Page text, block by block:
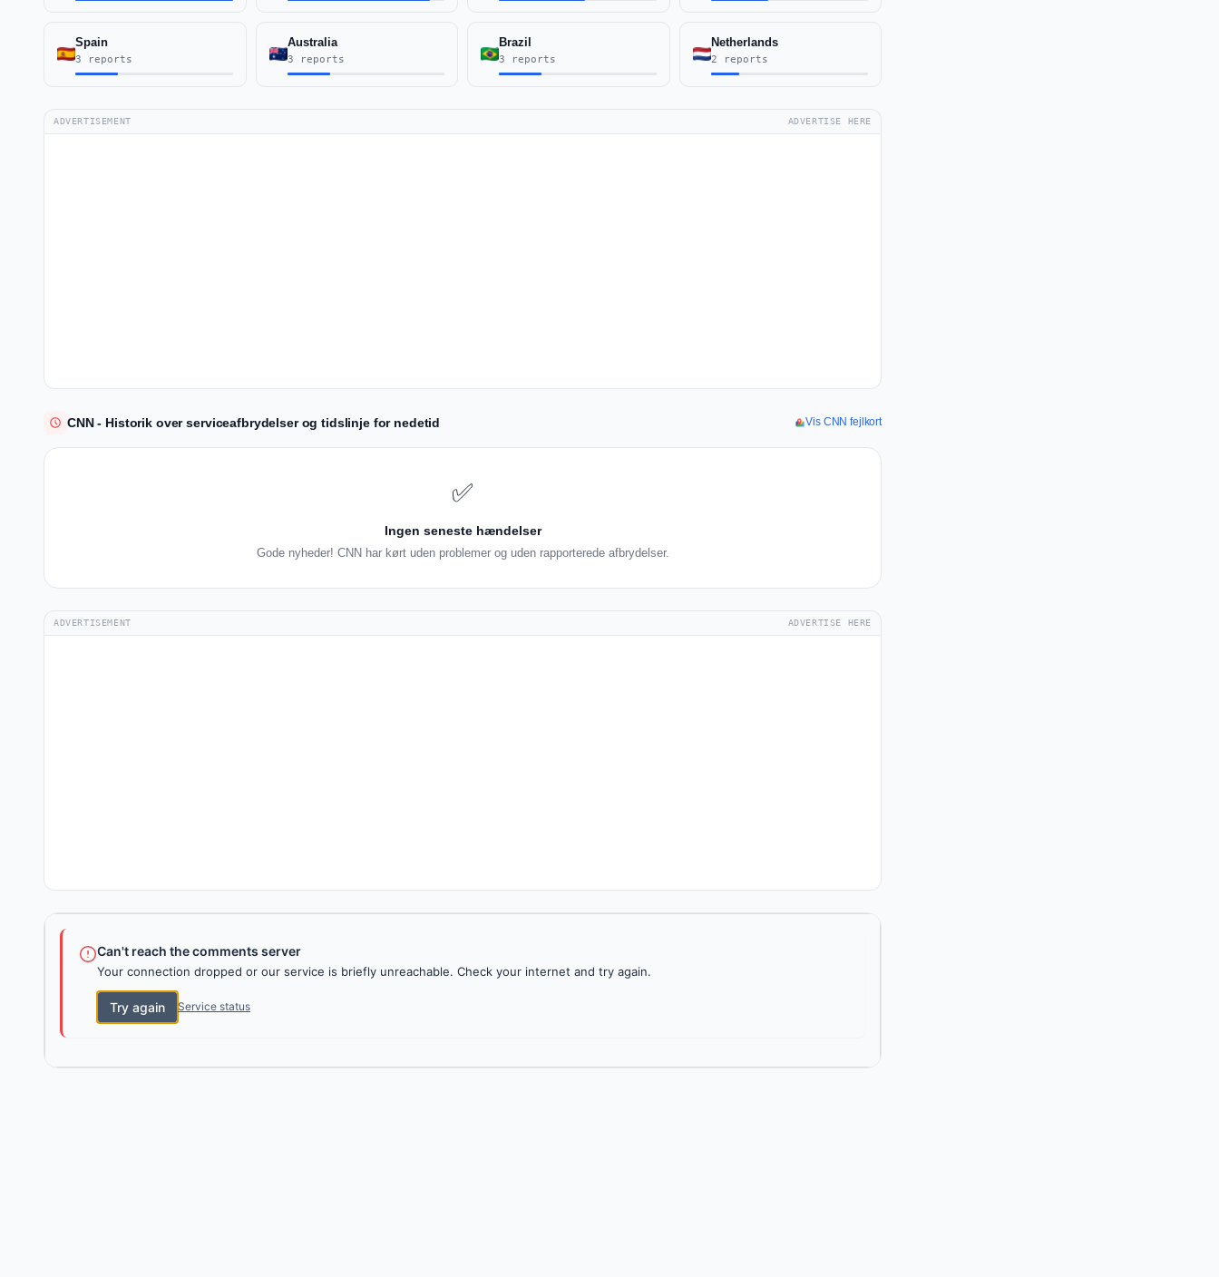
Spain
3 reports
Australia
3 reports
Brazil
3 reports
Netherlands
2 reports
ADVERTISEMENT ADVERTISE HERE
CNN - Historik over serviceafbrydelser og tidslinje for nedetid Vis CNN fejlkort
✅
Ingen seneste hændelser
Gode nyheder! CNN har kørt uden problemer og uden rapporterede afbrydelser.
ADVERTISEMENT ADVERTISE HERE
Can't reach the comments server
Your connection dropped or our service is briefly unreachable. Check your internet and try again.
Try again Service status